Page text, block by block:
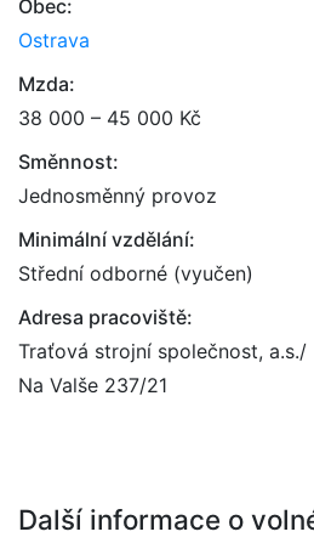
Obec:
Ostrava
Mzda:
38 000 – 45 000 Kč
Směnnost:
Jednosměnný provoz
Minimální vzdělání:
Střední odborné (vyučen)
Adresa pracoviště:
Traťová strojní společnost, a.s./
Na Valše 237/21
Další informace o